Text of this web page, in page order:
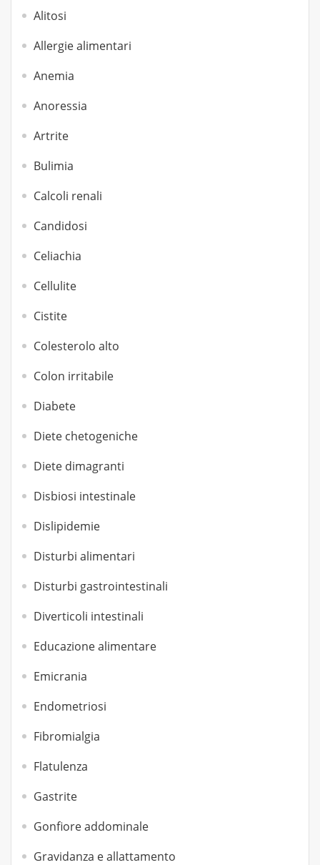
Alitosi
Allergie alimentari
Anemia
Anoressia
Artrite
Bulimia
Calcoli renali
Candidosi
Celiachia
Cellulite
Cistite
Colesterolo alto
Colon irritabile
Diabete
Diete chetogeniche
Diete dimagranti
Disbiosi intestinale
Dislipidemie
Disturbi alimentari
Disturbi gastrointestinali
Diverticoli intestinali
Educazione alimentare
Emicrania
Endometriosi
Fibromialgia
Flatulenza
Gastrite
Gonfiore addominale
Gravidanza e allattamento